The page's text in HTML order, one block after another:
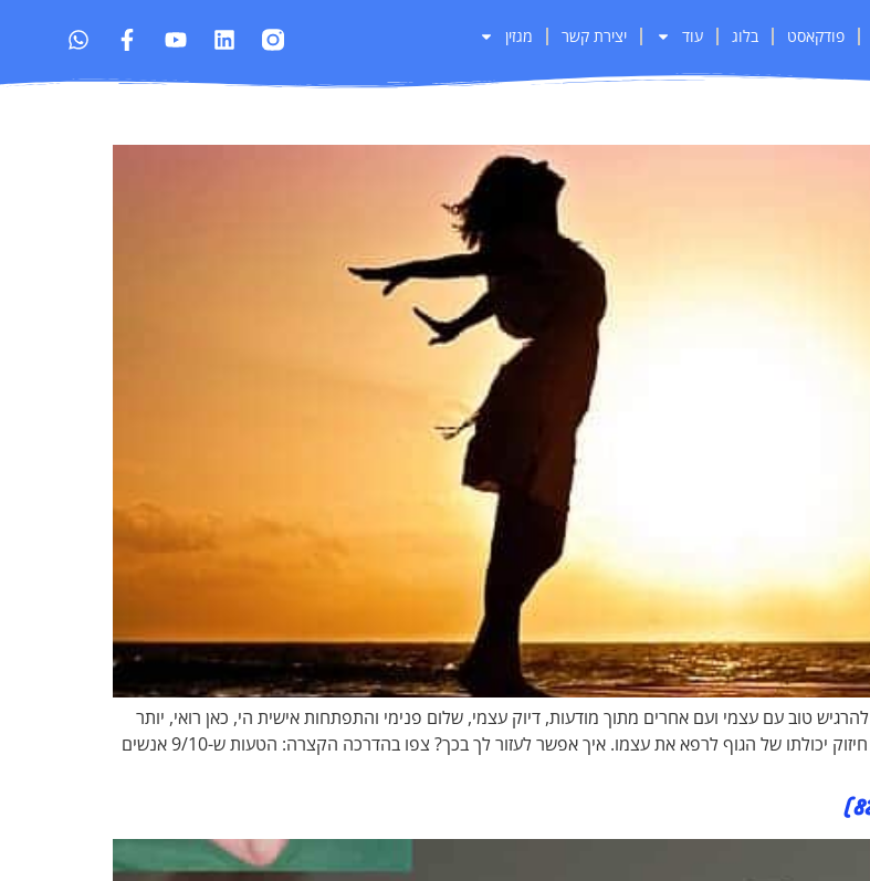
פודקאסט בלוג עוד יצירת קשר מגזין
רואי הניג מציג: Whatsapp Facebook-f Youtube Twitter Linkedin להרגיש טוב עם עצמי ועם אחרים מתוך מודעות, דיוק עצמי, שלום פנימי והתפתחות אישית הי, כאן רואי, יותר
מ-20 שנה שאני עוזר לאנשים לשפר את בריאותם, באמצעות נטורופתיה – חיזוק יכולתו של הגוף לרפא את עצמו. איך אפשר לעזור לך בכך? צפו בהדרכה הקצרה: הטעות ש-9/10 אנשים